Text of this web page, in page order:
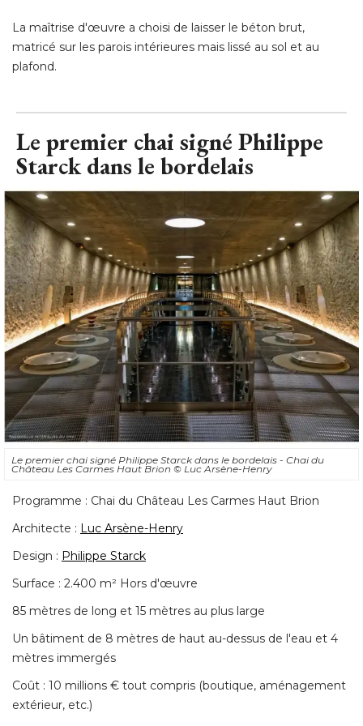
La maîtrise d'œuvre a choisi de laisser le béton brut,
matricé sur les parois intérieures mais lissé au sol et au
plafond.
Le premier chai signé Philippe
Starck dans le bordelais
Le premier chai signé Philippe Starck dans le bordelais - Chai du
Château Les Carmes Haut Brion © Luc Arsène-Henry
Programme : Chai du Château Les Carmes Haut Brion
Architecte : Luc Arsène-Henry
Design : Philippe Starck
Surface : 2.400 m² Hors d'œuvre
85 mètres de long et 15 mètres au plus large
Un bâtiment de 8 mètres de haut au-dessus de l'eau et 4
mètres immergés
Coût : 10 millions € tout compris (boutique, aménagement
extérieur, etc.)